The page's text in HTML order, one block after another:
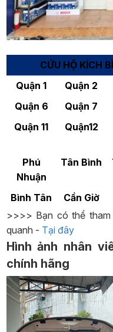
CỨU HỘ KÍCH
Quận 1
Quận 2
Quận 6
Quận 7
Quận 11
Quận12
Phú
Nhuận
Tân Bình
Bình Tân
Cần Giờ
>>>> Bạn có thể
quanh - Tại đây
Hình ảnh nhân
chính hãng